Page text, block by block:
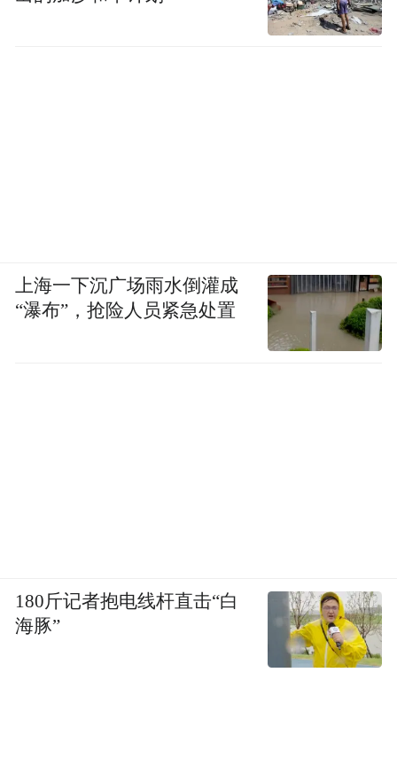
上海一下沉广场雨水倒灌成
“瀑布”，抢险人员紧急处置
180斤记者抱电线杆直击“白
海豚”